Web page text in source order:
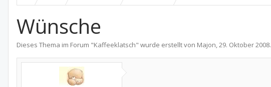
Wünsche
Dieses Thema im Forum "Kaffeeklatsch" wurde erstellt von Majon,29. Oktober 2008.